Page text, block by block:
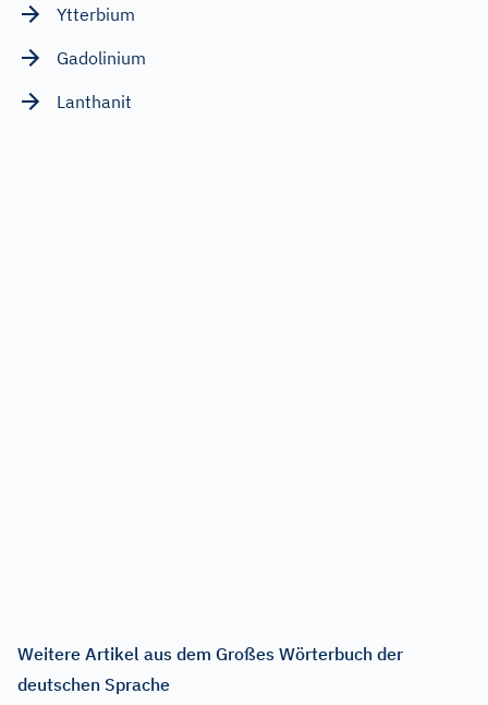
Ytterbium
Gadolinium
Lanthanit
Weitere Artikel aus dem Großes Wörterbuch der
deutschen Sprache